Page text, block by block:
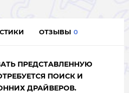
ОТЗЫВЫ 0
ПРЕДСТАВЛЕННУЮ
ПОИСК И
ДРАЙВЕРОВ.